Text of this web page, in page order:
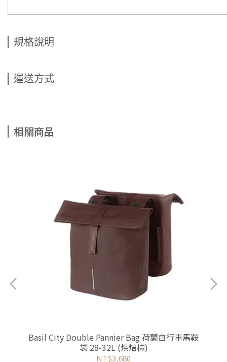
規格說明
運送方式
相關商品
Basil City Double Pannier Bag 荷蘭自行車馬鞍
袋 28-32L (烘焙棕)
NT$3,680